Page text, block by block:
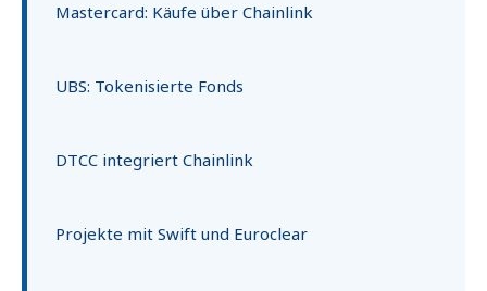
Mastercard: Käufe über Chainlink
UBS: Tokenisierte Fonds
DTCC integriert Chainlink
Projekte mit Swift und Euroclear